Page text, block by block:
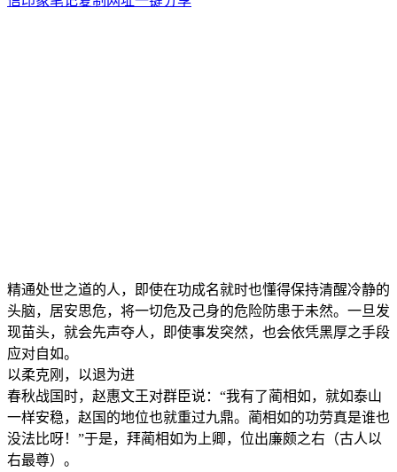
精通处世之道的人，即使在功成名就时也懂得保持清醒冷静的
头脑，居安思危，将一切危及己身的危险防患于未然。一旦发
现苗头，就会先声夺人，即使事发突然，也会依凭黑厚之手段
应对自如。
以柔克刚，以退为进
春秋战国时，赵惠文王对群臣说：“我有了蔺相如，就如泰山
一样安稳，赵国的地位也就重过九鼎。蔺相如的功劳真是谁也
没法比呀！”于是，拜蔺相如为上卿，位出廉颇之右（古人以
右最尊）。